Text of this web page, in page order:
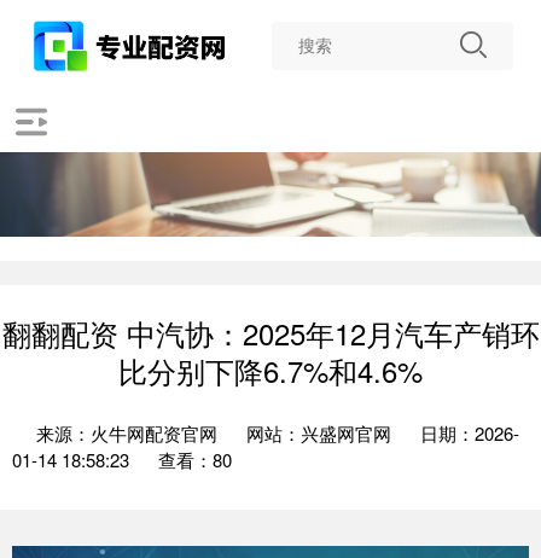
翻翻配资 中汽协：2025年12月汽车产销环
比分别下降6.7%和4.6%
来源：火牛网配资官网 网站：兴盛网官网
日期：2026-
01-14 18:58:23
查看：80